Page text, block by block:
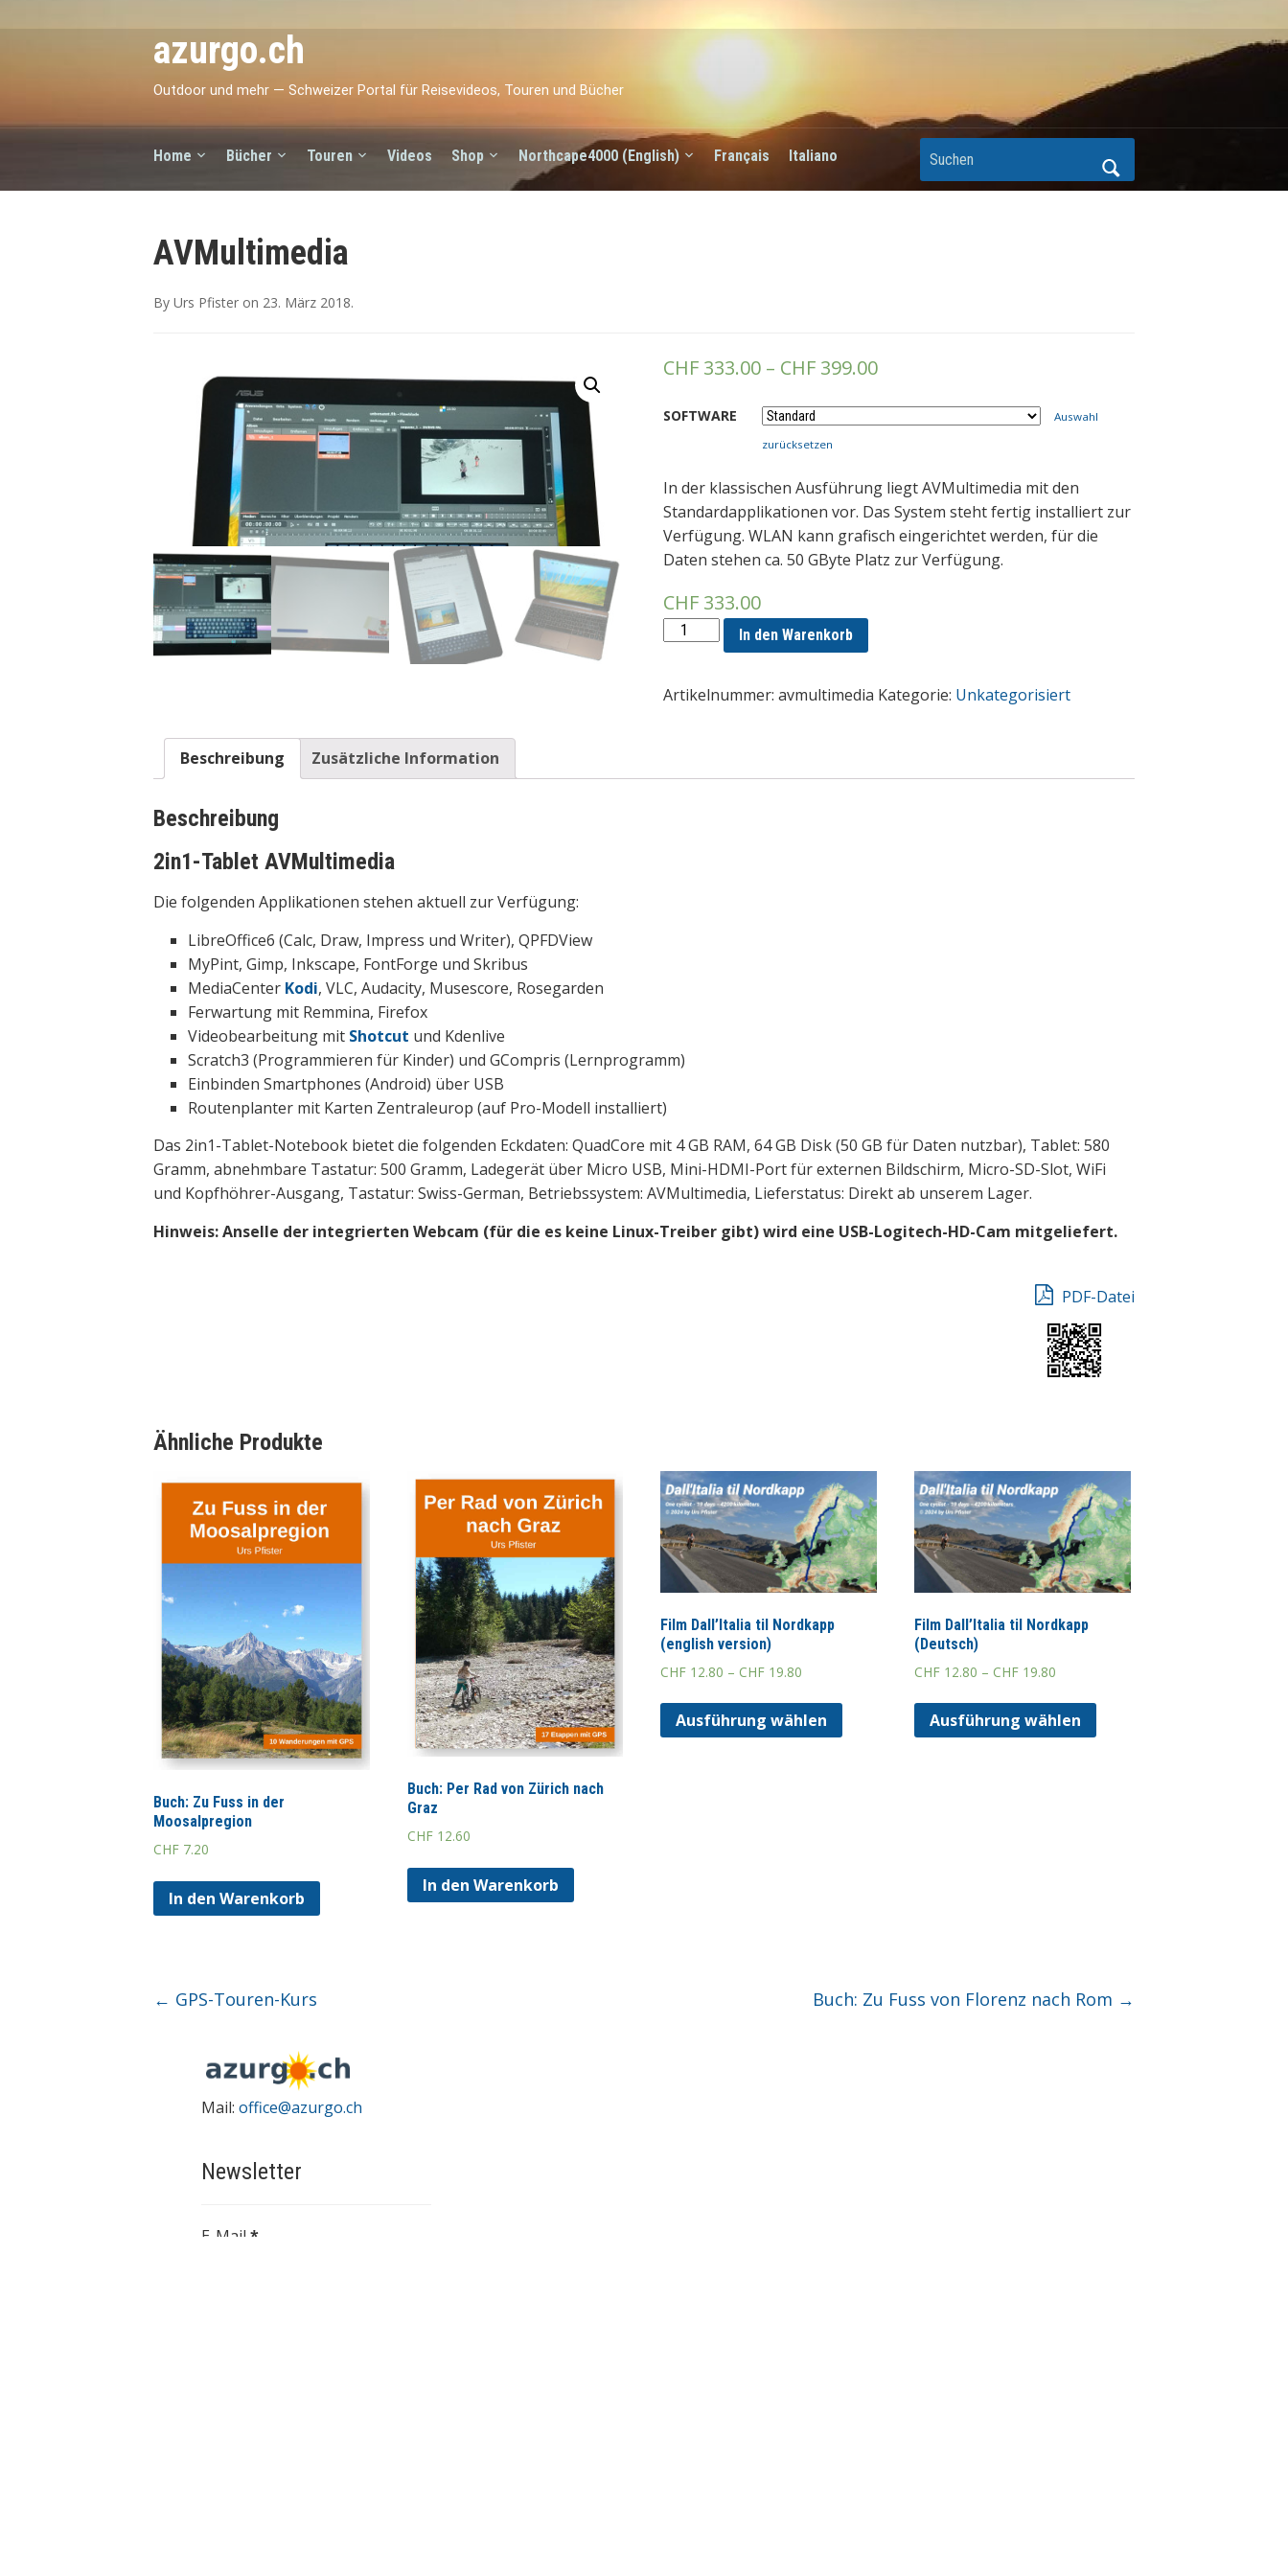
azurgo.ch
Outdoor und mehr — Schweizer Portal für Reisevideos, Touren und Bücher
Home Bücher Touren Videos Shop Northcape4000 (English) Français Italiano
AVMultimedia
By Urs Pfister on 23. März 2018.
CHF 333.00 – CHF 399.00
SOFTWARE
Auswahl
zurücksetzen
In der klassischen Ausführung liegt AVMultimedia mit den
Standardapplikationen vor. Das System steht fertig installiert zur
Verfügung. WLAN kann grafisch eingerichtet werden, für die
Daten stehen ca. 50 GByte Platz zur Verfügung.
CHF 333.00
AVMultimediaIn den Warenkorb
Artikelnummer:avmultimedia Kategorie: Unkategorisiert
Beschreibung Zusätzliche Information
Beschreibung
2in1-Tablet AVMultimedia
Die folgenden Applikationen stehen aktuell zur Verfügung:
LibreOffice6 (Calc, Draw, Impress und Writer), QPFDView
MyPint, Gimp, Inkscape, FontForge und Skribus
MediaCenter Kodi, VLC, Audacity, Musescore, Rosegarden
Ferwartung mit Remmina, Firefox
Videobearbeitung mit Shotcut und Kdenlive
Scratch3 (Programmieren für Kinder) und GCompris (Lernprogramm)
Einbinden Smartphones (Android) über USB
Routenplanter mit Karten Zentraleurop (auf Pro-Modell installiert)
Das 2in1-Tablet-Notebook bietet die folgenden Eckdaten: QuadCore mit 4 GB RAM, 64 GB Disk (50 GB für Daten nutzbar), Tablet: 580
Gramm, abnehmbare Tastatur: 500 Gramm, Ladegerät über Micro USB, Mini-HDMI-Port für externen Bildschirm, Micro-SD-Slot, WiFi
und Kopfhöhrer-Ausgang, Tastatur: Swiss-German, Betriebssystem: AVMultimedia, Lieferstatus: Direkt ab unserem Lager.
Hinweis: Anselle der integrierten Webcam (für die es keine Linux-Treiber gibt) wird eine USB-Logitech-HD-Cam mitgeliefert.
PDF-Datei
Ähnliche Produkte
Buch: Zu Fuss in der
Moosalpregion
CHF 7.20
In den Warenkorb
Buch: Per Rad von Zürich nach
Graz
CHF12.60
In den Warenkorb
Film Dall’Italia til Nordkapp
(english version)
CHF 12.80 – CHF 19.80
Ausführung wählen
Film Dall’Italia til Nordkapp
(Deutsch)
CHF 12.80 – CHF 19.80
Ausführung wählen
← GPS-Touren-Kurs Buch: Zu Fuss von Florenz nach Rom →
Mail: office@azurgo.ch
Newsletter
E-Mail *